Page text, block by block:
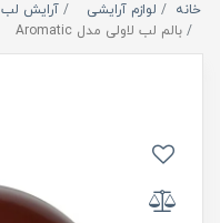
خانه لوازم آرایشی آرایش لب
بالم لب لاولی مدل Aromatic